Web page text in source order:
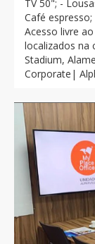
TV 50"; -
Café
Acesso livre
localizados na
Stadium,
Corporate|
Previous